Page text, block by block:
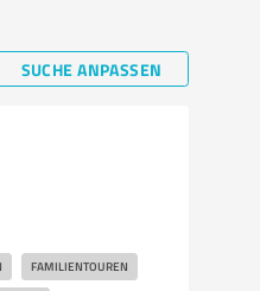
SUCHE ANPASSEN
FAMILIENTOUREN